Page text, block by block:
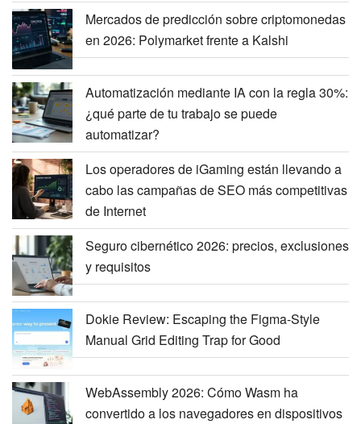
Mercados de predicción sobre criptomonedas
en 2026: Polymarket frente a Kalshi
Automatización mediante IA con la regla 30%:
¿qué parte de tu trabajo se puede
automatizar?
Los operadores de iGaming están llevando a
cabo las campañas de SEO más competitivas
de Internet
Seguro cibernético 2026: precios, exclusiones
y requisitos
Dokie Review: Escaping the Figma-Style
Manual Grid Editing Trap for Good
WebAssembly 2026: Cómo Wasm ha
convertido a los navegadores en dispositivos